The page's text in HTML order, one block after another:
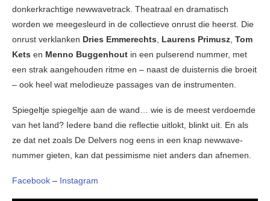
donkerkrachtige newwavetrack. Theatraal en dramatisch
worden we meegesleurd in de collectieve onrust die heerst. Die
onrust verklanken Dries Emmerechts Laurens Primusz Tom
Kets en Menno Buggenhout in een pulserend nummer, met
een strak aangehouden ritme en – naast de duisternis die broeit
– ook heel wat melodieuze passages van de instrumenten.
Spiegeltje spiegeltje aan de wand… wie is de meest verdoemde
van het land? Iedere band die reflectie uitlokt, blinkt uit. En als
ze dat net zoals De Delvers nog eens in een knap newwave-
nummer gieten, kan dat pessimisme niet anders dan afnemen.
Facebook – Instagram